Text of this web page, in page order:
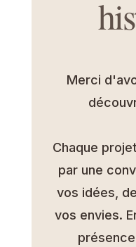
Merci
Chaque
par une
vos idées,
vos envies.